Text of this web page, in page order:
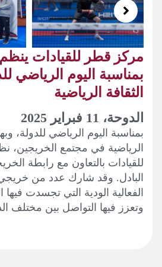
قطر للقيادات ينظم
اليوم الرياضي
الرياضية
11 فبراير 2025
اليوم الرياضي للدولة، وبهدف
في مجتمع الخريجين، نظم
بالتعاون مع رابطة الخريجين
وقد شارك عدد من خريجي
الودية التي تجسدت فيها
فيها التواصل بين مختلف